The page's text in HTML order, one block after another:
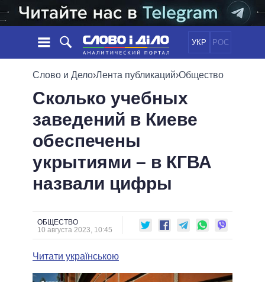
УКР РОС
НОВОСТИ
ЛЕНТА
СОБЫТИЯ
СТАТЬИ
ОБЗОРЫ
ДАЙДЖЕСТЫ
ПОЛИТИКА
ЭКОНОМИКА
ОБЕЩАНИЯ
ПОЛИТИКИ
ПРЕЗИДЕНТ И ОФИС
ВЕРХОВНАЯ РАДА
ГЛАВЫ ОБЛАДМИНИСТРАЦИЙ
МЭРЫ
ВСЕ ПЕРСОНЫ
ВИДЕО
СРАВНЕНИЕ ПОЛИТИКОВ
Слово и Дело›Лента публикаций›Общество
Сколько учебных
заведений в Киеве
обеспечены
укрытиями – в КГВА
назвали цифры
ОБЩЕСТВО
10 августа 2023, 10:45
Читати українською